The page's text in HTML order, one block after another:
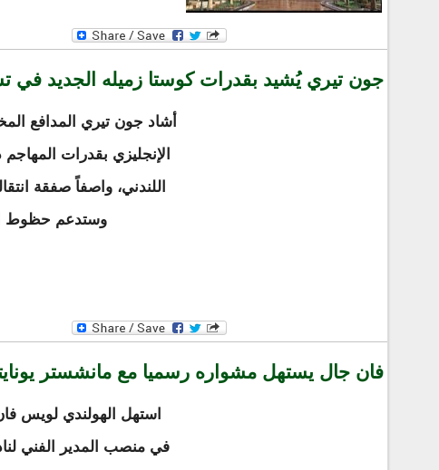
جون تيري يُشيد بقدرات كوستا زميله الجديد في
أشاد جون تيري المدافع
الإنجليزي بقدرات
اللندني، واصفاً صفقة
وستدعم حظوط
فان جال يستهل مشواره رسميا مع مانشستر
استهل الهولندي لويس
في منصب المدير الفني